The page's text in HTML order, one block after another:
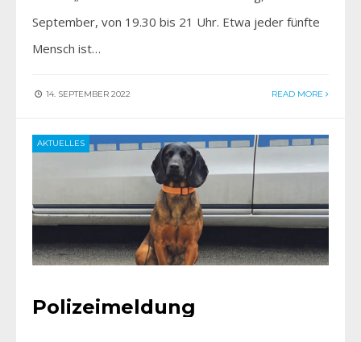
September, von 19.30 bis 21 Uhr. Etwa jeder fünfte
Mensch ist…
14. SEPTEMBER 2022 READ MORE
AKTUELLES
Polizeimeldung